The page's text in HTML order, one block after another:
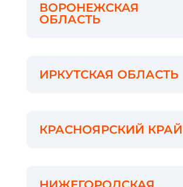
ВОРОНЕЖСКАЯ
ОБЛАСТЬ
ИРКУТСКАЯ ОБЛАСТЬ
КРАСНОЯРСКИЙ КРАЙ